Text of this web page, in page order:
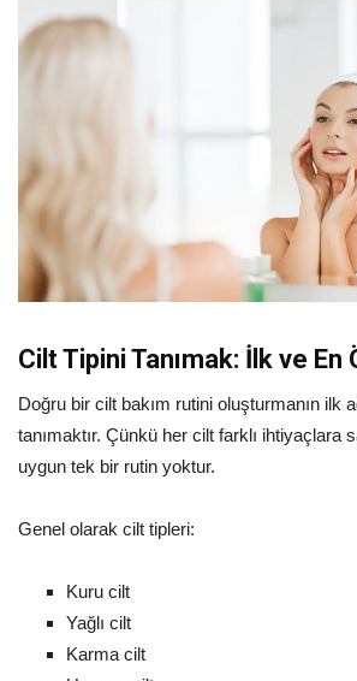
Cilt Tipini Tanımak: İlk ve En
Doğru bir cilt bakım rutini oluşturmanın ilk
tanımaktır. Çünkü her cilt farklı ihtiyaçlara
uygun tek bir rutin yoktur.
Genel olarak cilt tipleri:
Kuru cilt
Yağlı cilt
Karma cilt